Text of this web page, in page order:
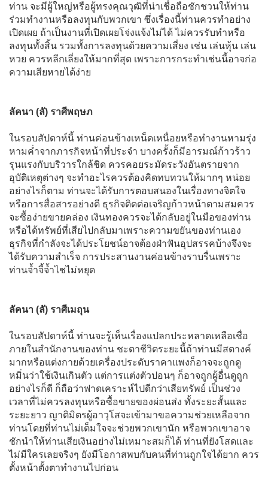
ท่าน จะมีผู้ใหญ่หรือผู้ทรงคุณวุฒิที่น่าเชื่อถือชักชวนให้ท่าน
ร่วมทำงานหรือลงทุนกับพวกเขา ซึ่งเรื่องนี้ท่านควรทำอย่าง
เปิดเผย ถ้าเป็นงานที่เปิดเผยโจ่งแจ้งไม่ได้ ไม่ควรรับทำหรือ
ลงทุนทั้งสิ้น รวมทั้งการลงทุนด้วยความเสี่ยง เช่น เล่นหุ้น เล่น
หวย ควรหลีกเลี่ยงให้มากที่สุด เพราะการกระทำเช่นนี้อาจก่อ
ความเสียหายได้ง่าย
ลัคนา (ลั) ราศีพฤษภ
ในรอบสัปดาห์นี้ ท่านค่อนข้างเหน็ดเหนื่อยหรือทำงานหามรุ่ง
หามค่ำจากภารกิจหน้าที่ประจำ บางครั้งก็มีอารมณ์ก้าวร้าว
รุนแรงกับบริวารใกล้ชิด ควรคอยระมัดระวังอันตรายจาก
อุบัติเหตุต่างๆ จะทำอะไรควรต้องคิดทบทวนให้มากๆ หน่อย
อย่างไรก็ตาม ท่านจะได้รับการตอบสนองในเรื่องทางจิตใจ
หรือการสื่อสารอย่างดี ธุรกิจติดต่อเจริญก้าวหน้าตามสมควร
จะซื้อง่ายขายคล่อง เงินทองควรจะได้กลับอยู่ในมือของท่าน
หรือได้ทรัพย์ที่เสียไปกลับมาเพราะความขยันของท่านเอง
ธุรกิจที่กำลังจะได้ประโยชน์อาจต้องฝ่าฟันอุปสรรคบ้างจึงจะ
ได้รับความสำเร็จ การประสานงานค่อนข้างราบรื่นเพราะ
ท่านจ้ำจี้จ้ำไชไม่หยุด
ลัคนา (ลั) ราศีเมถุน
ในรอบสัปดาห์นี้ ท่านจะรู้เห็นเรื่องแปลกประหลาดเหลือเชื่อ
ภายในสำนักงานของท่าน ชะตาชีวิตระยะนี้ถ้าท่านมีสตางค์
มากหรือแต่งกายด้วยเครื่องประดับราคาแพงก็อาจจะถูกดู
หมิ่นว่าใช้เงินเกินตัว แต่การแต่งตัวปอนๆ ก็อาจถูกผู้อื่นดูถูก
อย่างไรก็ดี ก็ถือว่าฟาดเคราะห์ไปดีกว่าเสียทรัพย์ เป็นช่วง
เวลาที่ไม่ควรลงทุนหรือซื้อขายของผ่อนส่ง ทั้งระยะสั้นและ
ระยะยาว ญาติมิตรผู้อาวุโสจะเข้ามาขอความช่วยเหลือจาก
ท่านโดยที่ท่านไม่เต็มใจจะช่วยพวกเขานัก หรือพวกเขาอาจ
ชักนำให้ท่านเสียเงินอย่างไม่เหมาะสมก็ได้ ท่านที่ยังโสดและ
ไม่มีใครเลยจริงๆ ยังมีโอกาสพบกับคนที่ท่านถูกใจได้ยาก ควร
ตั้งหน้าตั้งตาทำงานไปก่อน